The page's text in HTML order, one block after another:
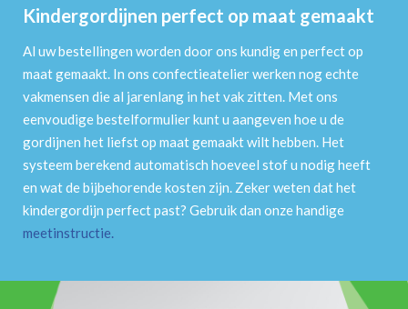
Kindergordijnen perfect op maat gemaakt
Al uw bestellingen worden door ons kundig en perfect op
maat gemaakt. In ons confectieatelier werken nog echte
vakmensen die al jarenlang in het vak zitten. Met ons
eenvoudige bestelformulier kunt u aangeven hoe u de
gordijnen het liefst op maat gemaakt wilt hebben. Het
systeem berekend automatisch hoeveel stof u nodig heeft
en wat de bijbehorende kosten zijn. Zeker weten dat het
kindergordijn perfect past? Gebruik dan onze handige
meetinstructie.